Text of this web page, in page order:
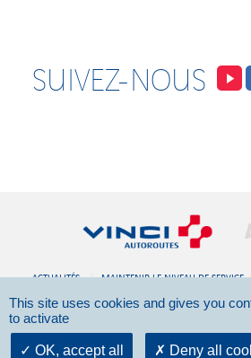
SUIVEZ-NOUS
ACTUALITÉS MAINTENIR LE NIVEAU DE SERVICE
DOCUMENTATION
©2026 - VINCI Autoroutes -
This site uses cookies and gives you
to activate
OK, accept all Deny all